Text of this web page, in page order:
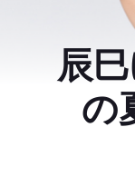
辰
の